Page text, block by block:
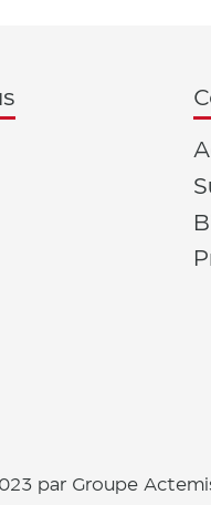
par Groupe